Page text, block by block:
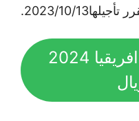
10‏/2023.
اشتراك كاس امم افريقيا 2024